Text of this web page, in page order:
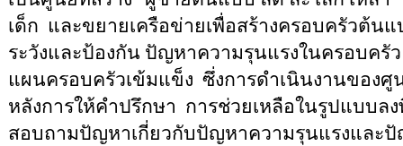
เด็ก และขยายเครือข่ายเพื่อสร้างครอบครัวต้น
ระวังและป้องกัน ปัญหาความรุนแรงในครอบครัว
แผนครอบครัวเข้มแข็ง ซึ่งการดำเนินงานของ
หลังการให้คำปรึกษา การช่วยเหลือในรูปแบบล
สอบถามปัญหาเกี่ยวกับปัญหาความรุนแรงและ